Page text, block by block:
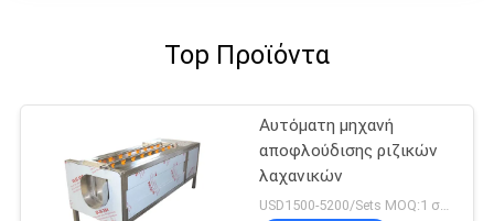
Top Προϊόντα
Αυτόματη μηχανή
αποφλούδισης ριζικών
λαχανικών
USD1500-5200/Sets MOQ:1 σύνολο